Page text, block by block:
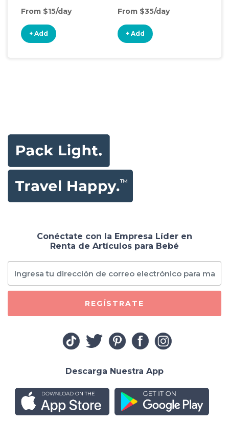
From $15/day
+ Add
From $35/day
+ Add
Conéctate con la Empresa Líder en
Renta de Artículos para Bebé
REGÍSTRATE
Descarga Nuestra App